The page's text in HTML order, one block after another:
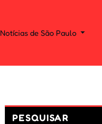
Notícias de São Paulo
PESQUISAR